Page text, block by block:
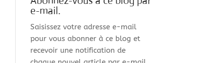
e-mail.
Saisissez votre adresse e-mail
pour vous abonner à ce blog et
recevoir une notification de